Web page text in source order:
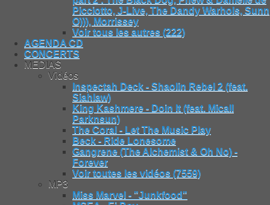
Picciotto, J-Live, The Dandy Warhols, Sunn
O))), Morrissey
Voir tous les autres (222)
AGENDA CD
CONCERTS
MEDIAS
Vidéos
Inspectah Deck - Shaolin Rebel 2 (feat.
Siahlaw)
King Kashmere - Doin It (feat. Micall
Parknsun)
The Coral - Let The Music Play
Beck - Ride Lonesome
Gangrene (The Alchemist & Oh No) -
Forever
Voir toutes les vidéos (7559)
MP3
Miss Marvel - "Junkfood"